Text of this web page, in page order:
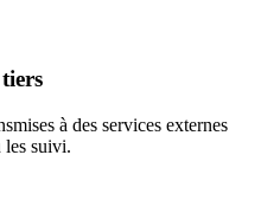
à des services externes
les suivi.